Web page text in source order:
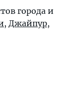
города и
, Джайпур,